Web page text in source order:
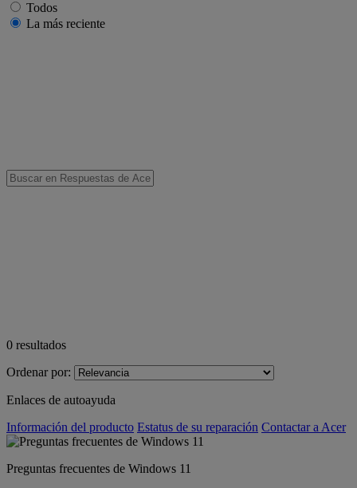
Todos
La más reciente
0 resultados
Ordenar por:
Enlaces de autoayuda
Información del producto Estatus de su reparación Contactar a Acer
Preguntas frecuentes de Windows 11